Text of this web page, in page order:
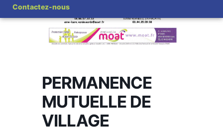
Contactez-nous
PERMANENCE
MUTUELLE DE
VILLAGE